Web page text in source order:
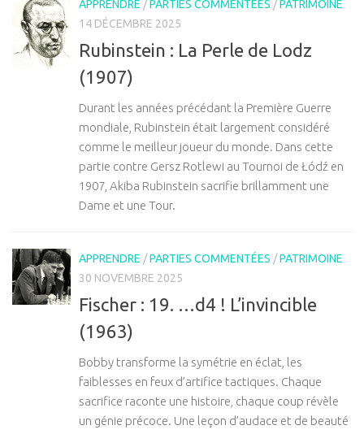
APPRENDRE /PARTIES COMMENTÉES /PATRIMOINE
14 DÉCEMBRE 2025
Rubinstein : La Perle de Lodz
(1907)
Durant les années précédant la Première Guerre
mondiale, Rubinstein était largement considéré
comme le meilleur joueur du monde. Dans cette
partie contre Gersz Rotlewi au Tournoi de Łódź en
1907, Akiba Rubinstein sacrifie brillamment une
Dame et une Tour.
APPRENDRE /PARTIES COMMENTÉES /PATRIMOINE
30 NOVEMBRE 2025
Fischer : 19. …d4 ! L’invincible
(1963)
Bobby transforme la symétrie en éclat, les
faiblesses en feux d’artifice tactiques. Chaque
sacrifice raconte une histoire, chaque coup révèle
un génie précoce. Une leçon d’audace et de beauté